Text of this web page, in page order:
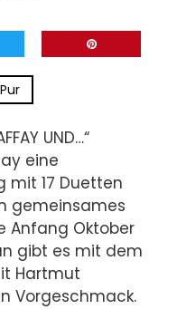
Pur
UND…“
eine
mit 17 Duetten
gemeinsames
Anfang Oktober
gibt es mit dem
Hartmut
Vorgeschmack.